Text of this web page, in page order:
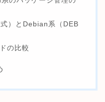
）とDebian系（DEB
の比較